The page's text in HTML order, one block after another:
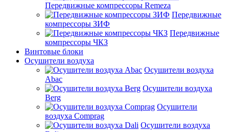
Передвижные компрессоры Remeza
Передвижные
компрессоры ЗИФ
Передвижные
компрессоры ЧКЗ
Винтовые блоки
Осушители воздуха
Осушители воздуха
Abac
Осушители воздуха
Berg
Осушители
воздуха Comprag
Осушители воздуха